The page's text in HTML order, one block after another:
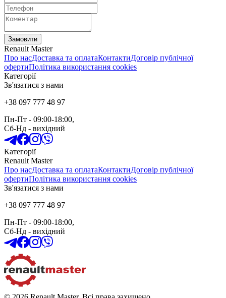
Замовити
Renault Master
Про насДоставка та оплатаКонтактиДоговір публічної
офертиПолітика використання cookies
Категорії
Зв'язатися з нами
+38 097 777 48 97
Пн-Пт - 09:00-18:00,
Сб-Нд - вихідний
Категорії
Renault Master
Про насДоставка та оплатаКонтактиДоговір публічної
офертиПолітика використання cookies
Зв'язатися з нами
+38 097 777 48 97
Пн-Пт - 09:00-18:00,
Сб-Нд - вихідний